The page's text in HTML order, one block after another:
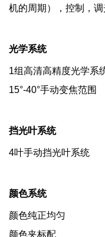
机的周期），控制，
光学系统
1组高清高精度光学系
15°-40°手动变焦范围
挡光叶系统
4叶手动挡光叶系统
颜色系统
颜色纯正均匀
颜色夹标配